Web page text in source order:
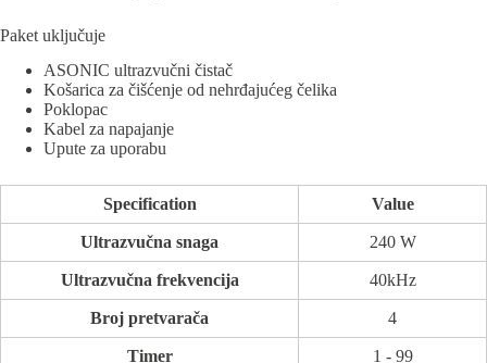
Paket uključuje
ASONIC ultrazvučni čistač
Košarica za čišćenje od nehrđajućeg čelika
Poklopac
Kabel za napajanje
Upute za uporabu
Specification Value
Ultrazvučna snaga 240 W
Ultrazvučna frekvencija 40kHz
Broj pretvarača 4
Timer 1 - 99